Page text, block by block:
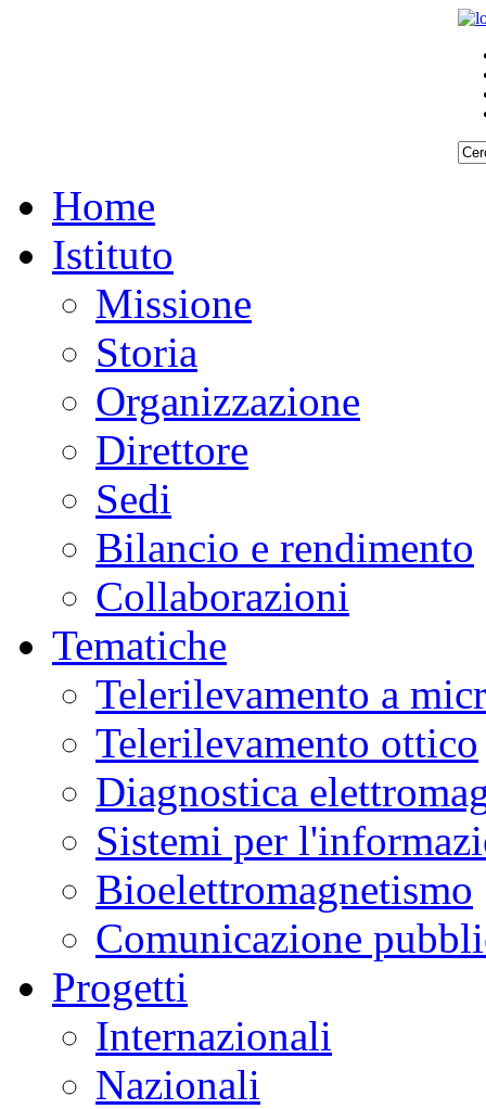
Home
Istituto
Missione
Storia
Organizzazione
Direttore
Sedi
Bilancio e rendimento
Collaborazioni
Tematiche
Telerilevamento a
Telerilevamento ottico
Diagnostica
Sistemi per
Bioelettromagnetismo
Comunicazione
Progetti
Internazionali
Nazionali